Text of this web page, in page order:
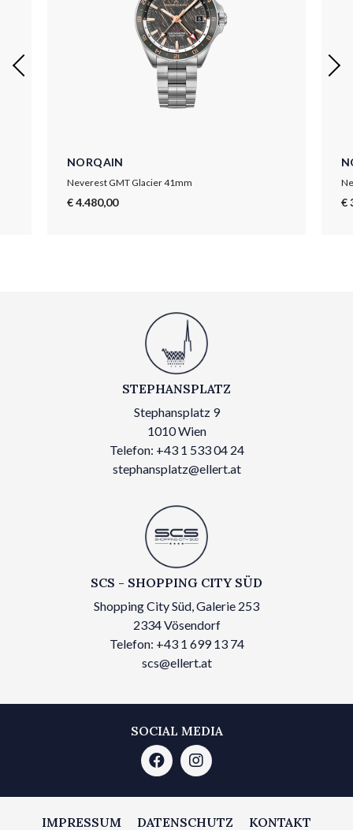
NORQAIN
Neverest GMT Glacier 41mm
€ 4.480,00 €
STEPHANSPLATZ
Stephansplatz 9
1010 Wien
Telefon: +43 1 533 04 24
stephansplatz@ellert.at
SCS - SHOPPING CITY SÜD
Shopping City Süd, Galerie 253
2334 Vösendorf
Telefon: +43 1 699 13 74
scs@ellert.at
SOCIAL MEDIA
IMPRESSUM DATENSCHUTZ KONTAKT